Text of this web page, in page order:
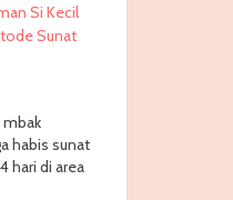
Si Kecil
Sunat
mbak
habis sunat
hari di area